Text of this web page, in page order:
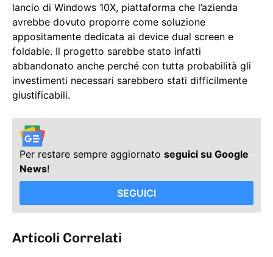
lancio di Windows 10X, piattaforma che l’azienda
avrebbe dovuto proporre come soluzione
appositamente dedicata ai device dual screen e
foldable. Il progetto sarebbe stato infatti
abbandonato anche perché con tutta probabilità gli
investimenti necessari sarebbero stati difficilmente
giustificabili.
Per restare sempre aggiornato seguici su Google
News!
SEGUICI
Articoli Correlati